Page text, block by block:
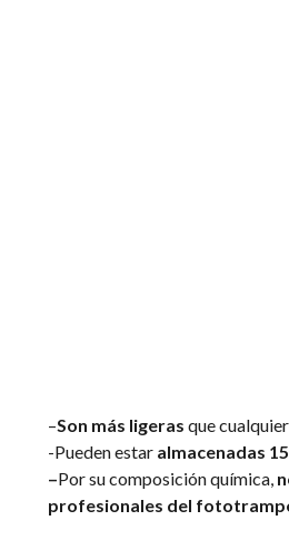
–Son más ligeras que
-Pueden estar almacenadas
–Por su composición química,
profesionales del